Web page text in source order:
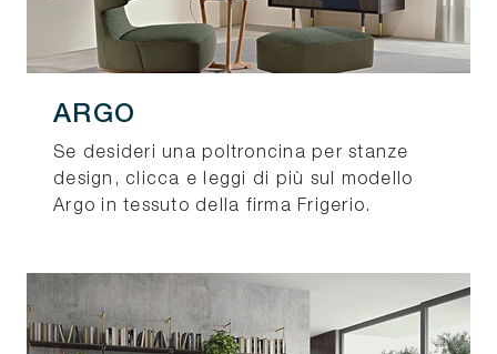
ARGO
Se desideri una poltroncina per stanze
design, clicca e leggi di più sul modello
Argo in tessuto della firma Frigerio.